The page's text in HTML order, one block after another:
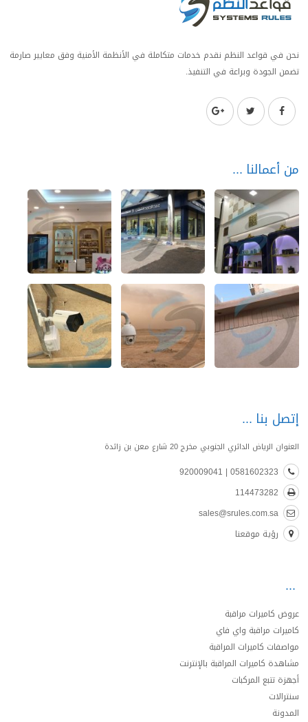
نحن في قواعد النظم نقدم خدمات متكاملة في الأنظمة الأمنية وفق معايير صارمة
تضمن الجودة وبراعة في التنفيذ.
من أعمالنا
إتصل بنا
العنوان الرياض الدائري الجنوبي مخرج 20 شارع معن بن زائدة
0581602323 | 920009041
114473282
sales@srules.com.sa
رؤية موقعنا
عروض كاميرات مراقبة
كاميرات مراقبة واي فاي
مواصفات كاميرات المراقبة
مشاهدة كاميرات المراقبة بالإنترنت
أجهزة تتبع المركبات
سنترالات
المدونة